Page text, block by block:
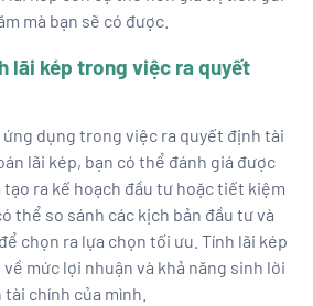
mà bạn sẽ có được.
lãi kép trong việc ra quyết
dụng trong việc ra quyết định tài
lãi kép, bạn có thể đánh giá được
ra kế hoạch đầu tư hoặc tiết kiệm
thể so sánh các kịch bản đầu tư và
chọn ra lựa chọn tối ưu. Tính lãi kép
mức lợi nhuận và khả năng sinh lời
chính của mình.